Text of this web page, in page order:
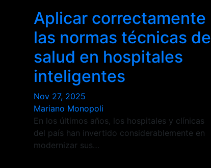
Aplicar correctamente
las normas técnicas de
salud en hospitales
inteligentes
Nov 27, 2025
Mariano Monopoli
En los últimos años, los hospitales y clínicas
del país han invertido considerablemente en
modernizar sus…